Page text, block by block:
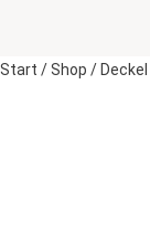
Start /Shop / Deckel